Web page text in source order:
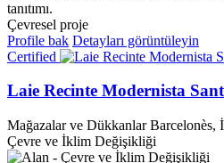
Çevresel proje
Profile bak Detayları görüntüleyin
Certified
Laie Recinte Modernista
Mağazalar ve Dükkanlar Barcelonès,
Çevre ve İklim Değişikliği